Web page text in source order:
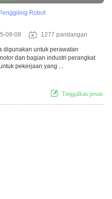
Robot
09-08 1277 pandangan
digunakan untuk perawatan
dan bagian industri perangkat
pekerjaan yang ...
Tinggalkan pesan.